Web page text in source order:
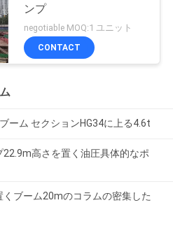
ンプ
negotiable MOQ:1 ユニット
CONTACT
ーム セクションHG34に上る4.6t
高さを置く油圧具体的なポ
ブーム20mのコラムの密集した